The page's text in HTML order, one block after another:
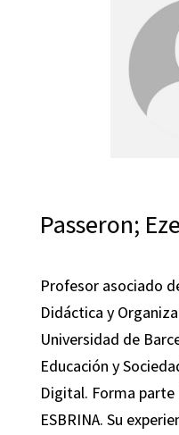
Passeron;
Profesor asociado
Didáctica y
Universidad de
Educación y
Digital. Forma
ESBRINA. Su